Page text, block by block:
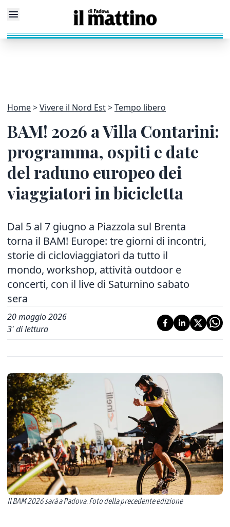
Home Vivere il Nord Est Tempo libero
BAM! 2026 a Villa Contarini:
programma, ospiti e date
del raduno europeo dei
viaggiatori in bicicletta
Dal 5 al 7 giugno a Piazzola sul Brenta
torna il BAM! Europe: tre giorni di incontri,
storie di cicloviaggiatori da tutto il
mondo, workshop, attività outdoor e
concerti, con il live di Saturnino sabato
sera
20 maggio 2026
3' di lettura
Il BAM 2026 sarà a Padova. Foto della precedente edizione